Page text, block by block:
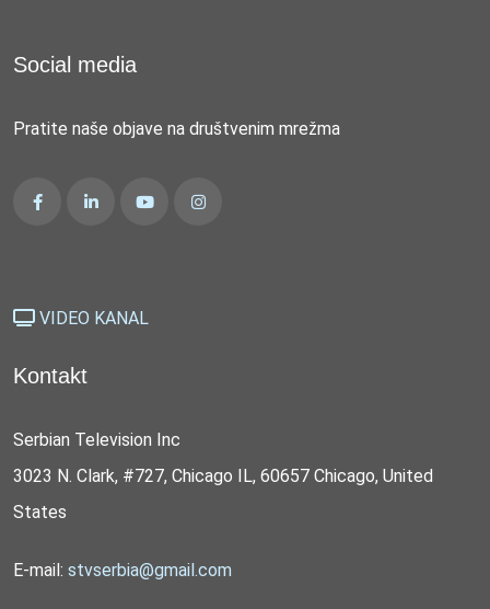
Social media
Pratite naše objave na društvenim mrežma
VIDEO KANAL
Kontakt
Serbian Television Inc
3023 N. Clark, #727, Chicago IL, 60657 Chicago, United
States
E-mail: stvserbia@gmail.com